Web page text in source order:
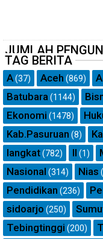
JUMLAH
TAG BERITA
A(37) Aceh (869)
Batubara (1144)
Ekonomi (1478)
Kab.Pasuruan (8)
langkat(782) ll (1)
Nasional (314) Nias
Pendidikan (236)
sidoarjo (250)
Tebingtinggi (200)